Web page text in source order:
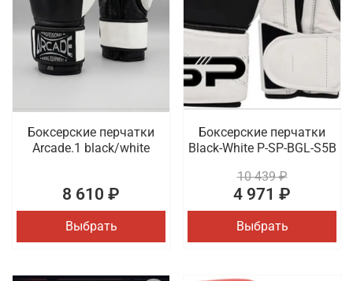
Боксерские перчатки
Arcade.1 black/white
8 610 ₽
Выбрать
Боксерские перчатки
Black-White P-SP-BGL-S5B
10 439 ₽
4 971 ₽
Выбрать